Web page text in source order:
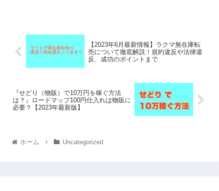
【2023年6月最新情報】ラクマ無在庫転
売について徹底解説！規約違反や法律違
反、成功のポイントまで
『せどり（物販）で10万円を稼ぐ方法
は？』ロードマップ100円仕入れは物販に
必要？【2023年最新版】
ホーム Uncategorized